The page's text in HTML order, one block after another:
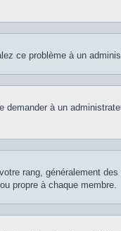
ce problème à un
à un
rang, généralement
propre à chaque membre.